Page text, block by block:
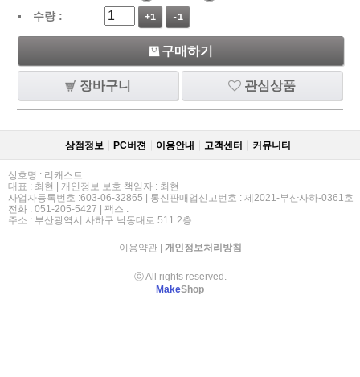
수량 :
+1 -1
구매하기
장바구니 관심상품
상점정보 PC버젼 이용안내 고객센터 커뮤니티
상호명 : 리캐스트
대표 : 최현 | 개인정보 보호 책임자 : 최현
사업자등록번호 :603-06-32865 | 통신판매업신고번호 : 제2021-부산사하-0361호
전화 : 051-205-5427 | 팩스 :
주소 : 부산광역시 사하구 낙동대로 511 2층
이용약관| 개인정보처리방침
ⓒ All rights reserved.
MakeShop